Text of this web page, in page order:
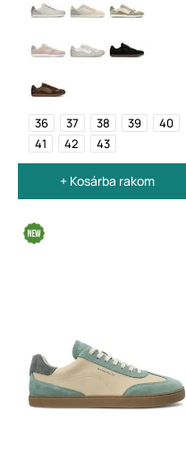
36 37 38 39
40
41
42 43
+ Kosárba rakom